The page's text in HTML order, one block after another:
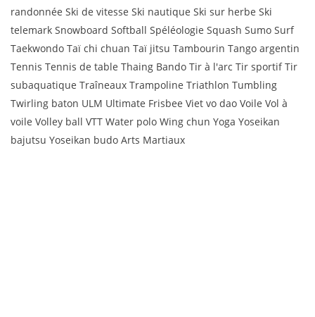
randonnée Ski de vitesse Ski nautique Ski sur herbe Ski
telemark Snowboard Softball Spéléologie Squash Sumo Surf
Taekwondo Taï chi chuan Taï jitsu Tambourin Tango argentin
Tennis Tennis de table Thaing Bando Tir à l'arc Tir sportif Tir
subaquatique Traîneaux Trampoline Triathlon Tumbling
Twirling baton ULM Ultimate Frisbee Viet vo dao Voile Vol à
voile Volley ball VTT Water polo Wing chun Yoga Yoseikan
bajutsu Yoseikan budo Arts Martiaux